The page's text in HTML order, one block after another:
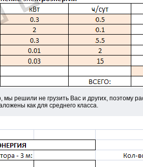
решили не грузить Вас и других, поэтому
как для среднего класса.